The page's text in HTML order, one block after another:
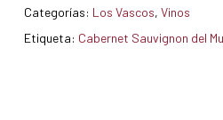
Categorías: Los Vascos, Vinos
Etiqueta: Cabernet Sauvignon del